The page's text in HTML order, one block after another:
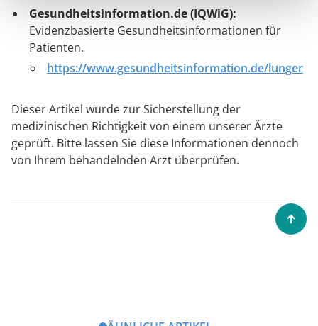
Gesundheitsinformation.de (IQWiG):
Evidenzbasierte Gesundheitsinformationen für
Patienten.
https://www.gesundheitsinformation.de/
Dieser Artikel wurde zur Sicherstellung der
medizinischen Richtigkeit von einem unserer Ärzte
geprüft. Bitte lassen Sie diese Informationen dennoch
von Ihrem behandelnden Arzt überprüfen.